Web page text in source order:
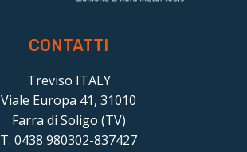
CONTATTI
Treviso ITALY
Viale Europa 41, 31010
Farra di Soligo (TV)
T. 0438 980302-837427